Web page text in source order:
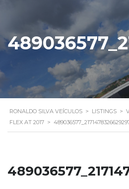
RONALDO SILVA VEÍCULOS > LISTINGS >
FLEX AT 2017 >